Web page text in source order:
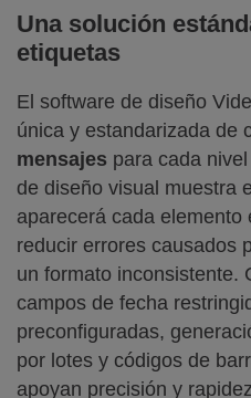
Una solución
etiquetas
El software de diseño
única y estandarizada de
mensajes para cada
de diseño visual muestra
aparecerá cada
reducir errores causados
un formato inconsistente.
campos de fecha
preconfiguradas,
por lotes y códigos de
apoyan precisión y